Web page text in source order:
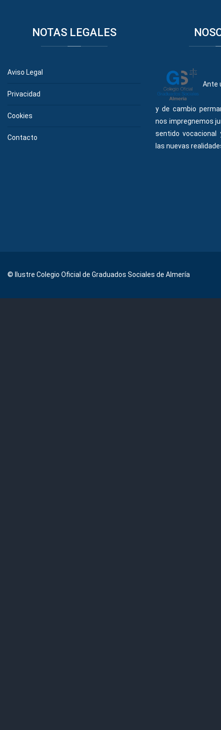
NOTASLEGALES
Aviso Legal
Privacidad
Cookies
Contacto
Ante
y de cambio
nos impregnemos
sentido
las nuevas
© Ilustre Colegio Oficial de Graduados Sociales de Almería